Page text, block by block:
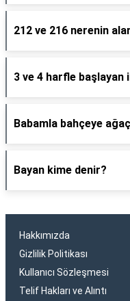
212 ve 216 nerenin
3 ve 4 harfle başlayan
Babamla bahçeye
Bayan kime denir?
Hakkımızda
Gizlilik Politikası
Kullanıcı Sözleşmesi
Telif Hakları ve Alıntı